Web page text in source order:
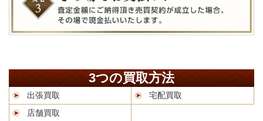
3つの買取方法
出張買取
宅配買取
店舗買取